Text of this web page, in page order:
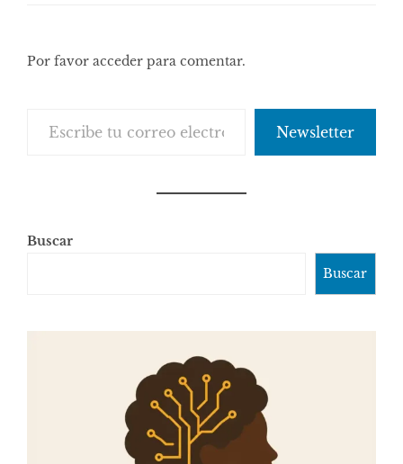
Por favor acceder para comentar.
Newsletter
Buscar
Buscar